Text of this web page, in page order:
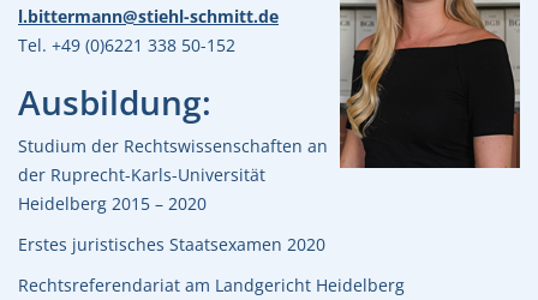
l.bittermann@stiehl-schmitt.de
Tel. +49 (0)6221 338 50-152
Ausbildung:
Studium der Rechtswissenschaften an
der Ruprecht-Karls-Universität
Heidelberg 2015 – 2020
Erstes juristisches Staatsexamen 2020
Rechtsreferendariat am Landgericht Heidelberg